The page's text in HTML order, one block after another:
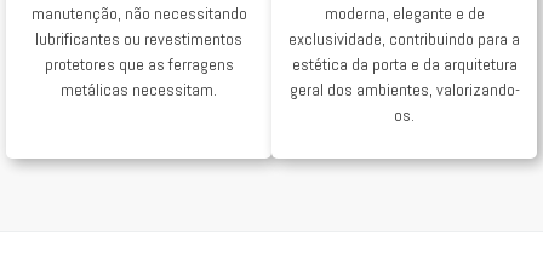
manutenção, não necessitando
lubrificantes ou revestimentos
protetores que as ferragens
metálicas necessitam.
moderna, elegante e de
exclusividade, contribuindo para a
estética da porta e da arquitetura
geral dos ambientes, valorizando-
os.